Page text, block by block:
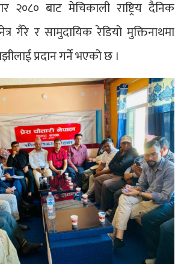
२०८० बाट मेचिकाली राष्ट्रिय दैनिक
गैरे र सामुदायिक रेडियो मुक्तिनाथमा
प्रदान गर्ने भएको छ ।